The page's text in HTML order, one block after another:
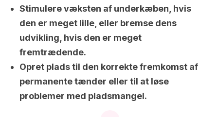
Stimulere væksten af underkæben, hvis
den er meget lille, eller bremse dens
udvikling, hvis den er meget
fremtrædende.
Opret plads til den korrekte fremkomst af
permanente tænder eller til at løse
problemer med pladsmangel.